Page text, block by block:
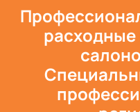
расходные